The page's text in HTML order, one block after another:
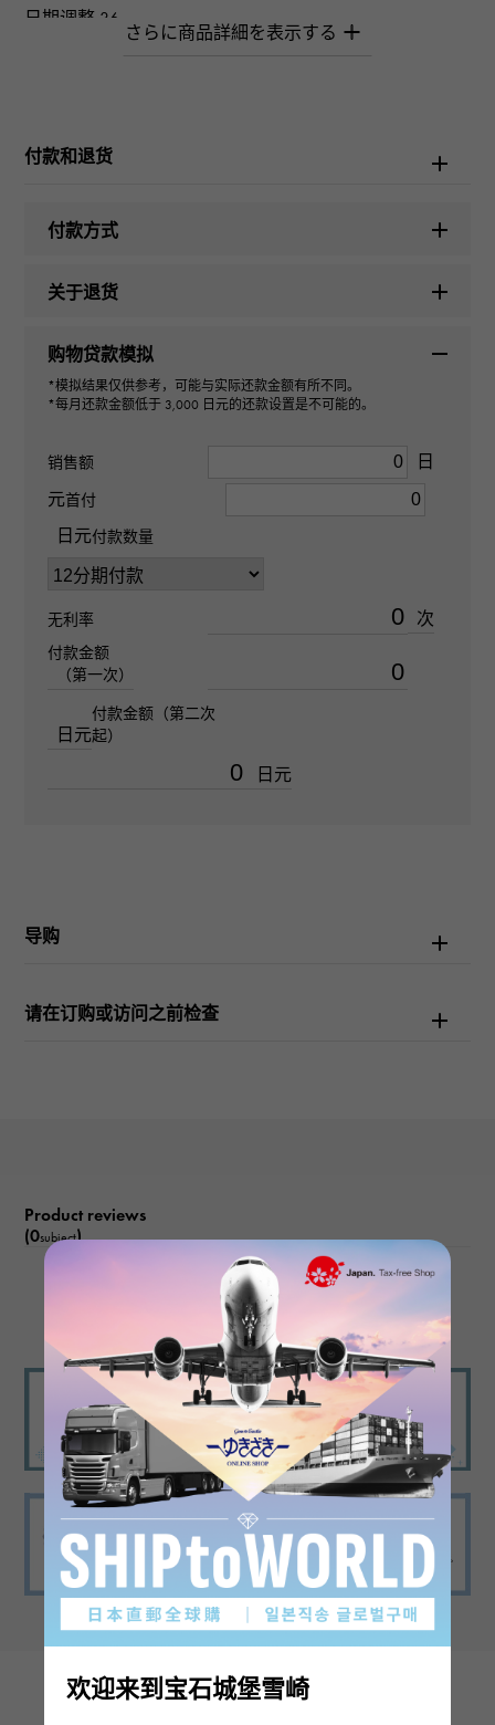
欢迎来到宝石城堡雪崎
日期调整 36
日期调整
型号
型式
机芯
自动上弦
100m防水
文字盘种
付款和退货
付款方式
关于退货
购物贷款模拟
*模拟结果仅供参考，可能与实际还款金额有所不同。
*每月还款金额低于 3,000 日元的还款设置是不可能的。
销售额
日
元首付
日元付款数量
无利率 次
付款金额
（第一次）
日元
付款金额（第二次
起）
日元
导购
请在订购或访问之前检查
Product reviews
(0subject)
There are no product reviews.